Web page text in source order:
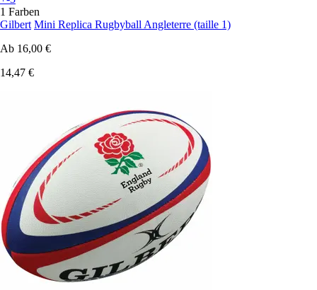
1 Farben
Gilbert Mini Replica Rugbyball Angleterre (taille 1)
Ab 16,00 €
14,47 €